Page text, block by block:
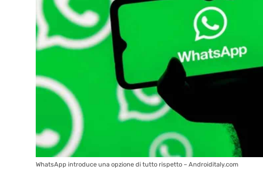
WhatsApp introduce una opzione di tutto rispetto – Androiditaly.com